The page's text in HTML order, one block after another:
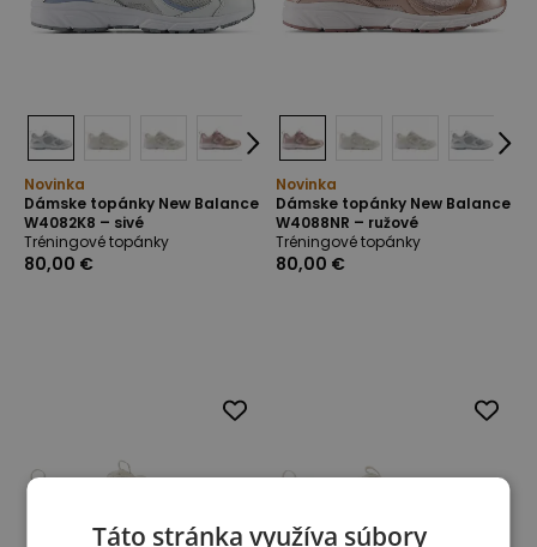
Novinka
Dámske topánky New Balance
W4082K8 – sivé
Tréningové topánky
80,00 €
Novinka
Dámske topánky New Balance
W4088NR – ružové
Tréningové topánky
80,00 €
Táto stránka využíva súbory